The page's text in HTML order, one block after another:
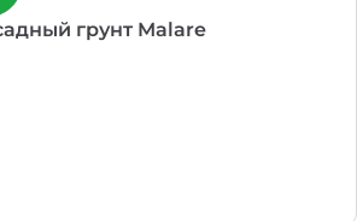
грунт Malare